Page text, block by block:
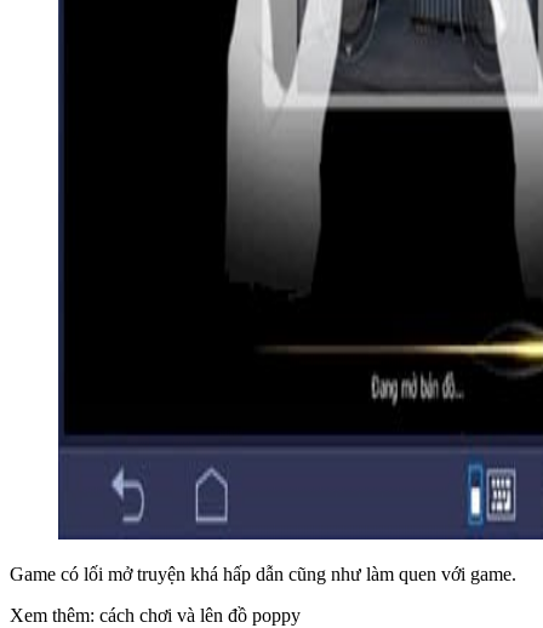
Game có lối mở truyện khá hấp dẫn cũng như làm quen với game.
Xem thêm: cách chơi và lên đồ poppy